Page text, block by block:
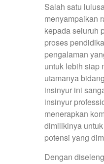
Salah satu
menyampaikan
kepada seluruh
proses
pengalaman
untuk lebih siap
utamanya
insinyur ini
insinyur
menerapkan
dimilikinya
potensi yang
Dengan